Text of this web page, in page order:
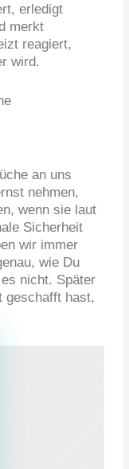
erledigt
merkt
reagiert,
wird.
an uns
nehmen,
wenn sie laut
Sicherheit
wir immer
wie Du
nicht. Später
geschafft hast,